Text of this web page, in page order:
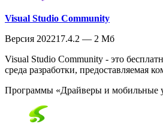
Visual Studio Community
Версия 202217.4.2 — 2 Мб
Visual Studio Community - это
среда разработки, предоставляемая
Программы «Драйверы и мобильные